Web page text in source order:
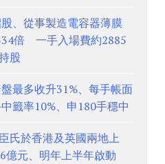
、從事製造電容器薄膜
倍 一手入場費約2885
股
最多收升31%、每手帳面
籤率10%、申180手穩中
氏於香港及英國兩地上
元、明年上半年啟動